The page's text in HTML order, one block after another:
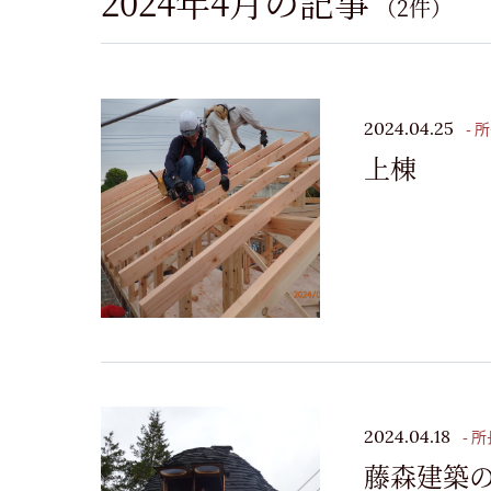
（2件）
2024.04.25 -
上棟
2024.04.18 - 所
藤森建築